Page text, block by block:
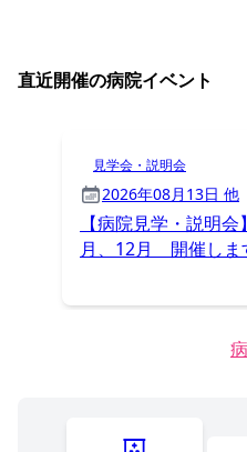
直近開催の病院イベント
見学会・説明会
2026年08月13日 他
【病院見学・説明
月、12月 開催しま